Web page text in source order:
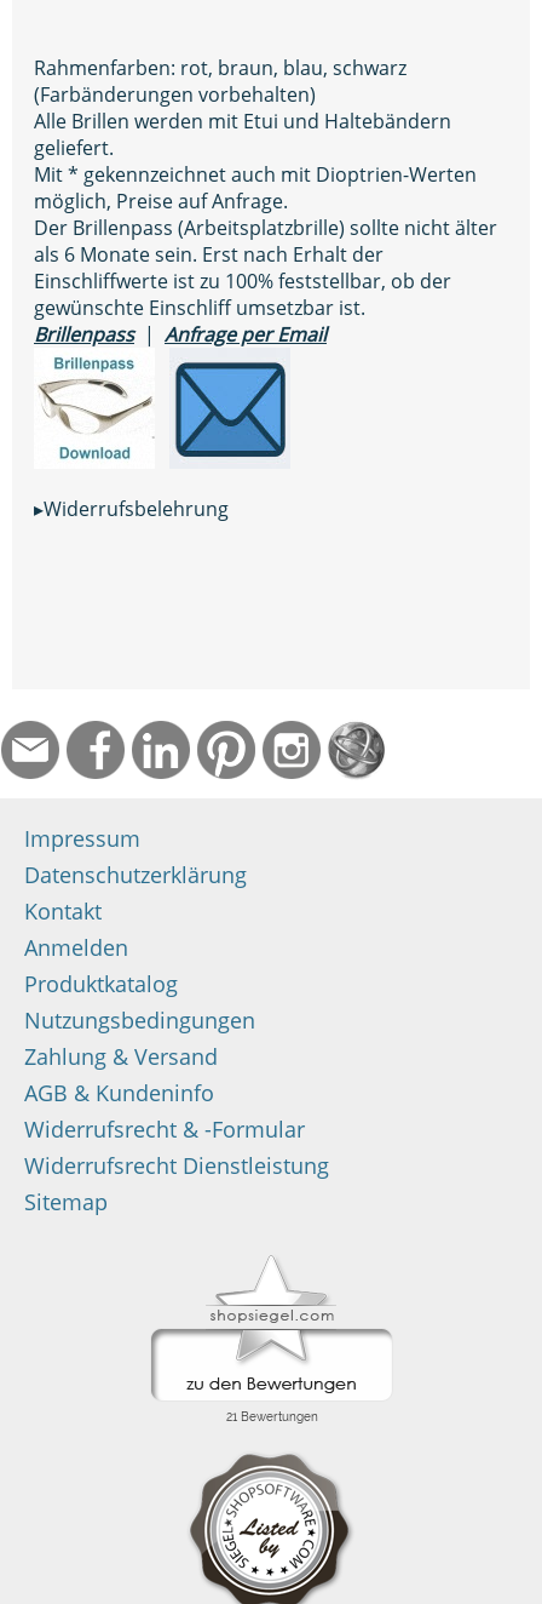
Rahmenfarben: rot, braun, blau, schwarz
(Farbänderungen vorbehalten)
Alle Brillen werden mit Etui und Haltebändern
geliefert.
Mit * gekennzeichnet auch mit Dioptrien-Werten
möglich, Preise auf Anfrage.
Der Brillenpass (Arbeitsplatzbrille) sollte nicht älter
als 6 Monate sein. Erst nach Erhalt der
Einschliffwerte ist zu 100% feststellbar, ob der
gewünschte Einschliff umsetzbar ist.
Brillenpass| Anfrage per Email
▸Widerrufsbelehrung
Impressum
Datenschutzerklärung
Kontakt
Anmelden
Produktkatalog
Nutzungsbedingungen
Zahlung & Versand
AGB & Kundeninfo
Widerrufsrecht & -Formular
Widerrufsrecht Dienstleistung
Sitemap